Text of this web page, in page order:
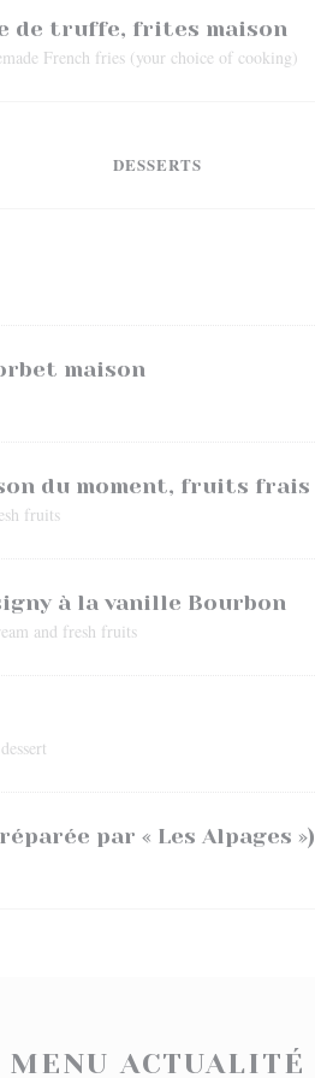
de truffe, frites maison
French fries (your choice of cooking)
DESSERTS
maison
du moment, fruits frais
fruits
à la vanille Bourbon
and fresh fruits
par « Les Alpages »)
MENU ACTUALITÉ